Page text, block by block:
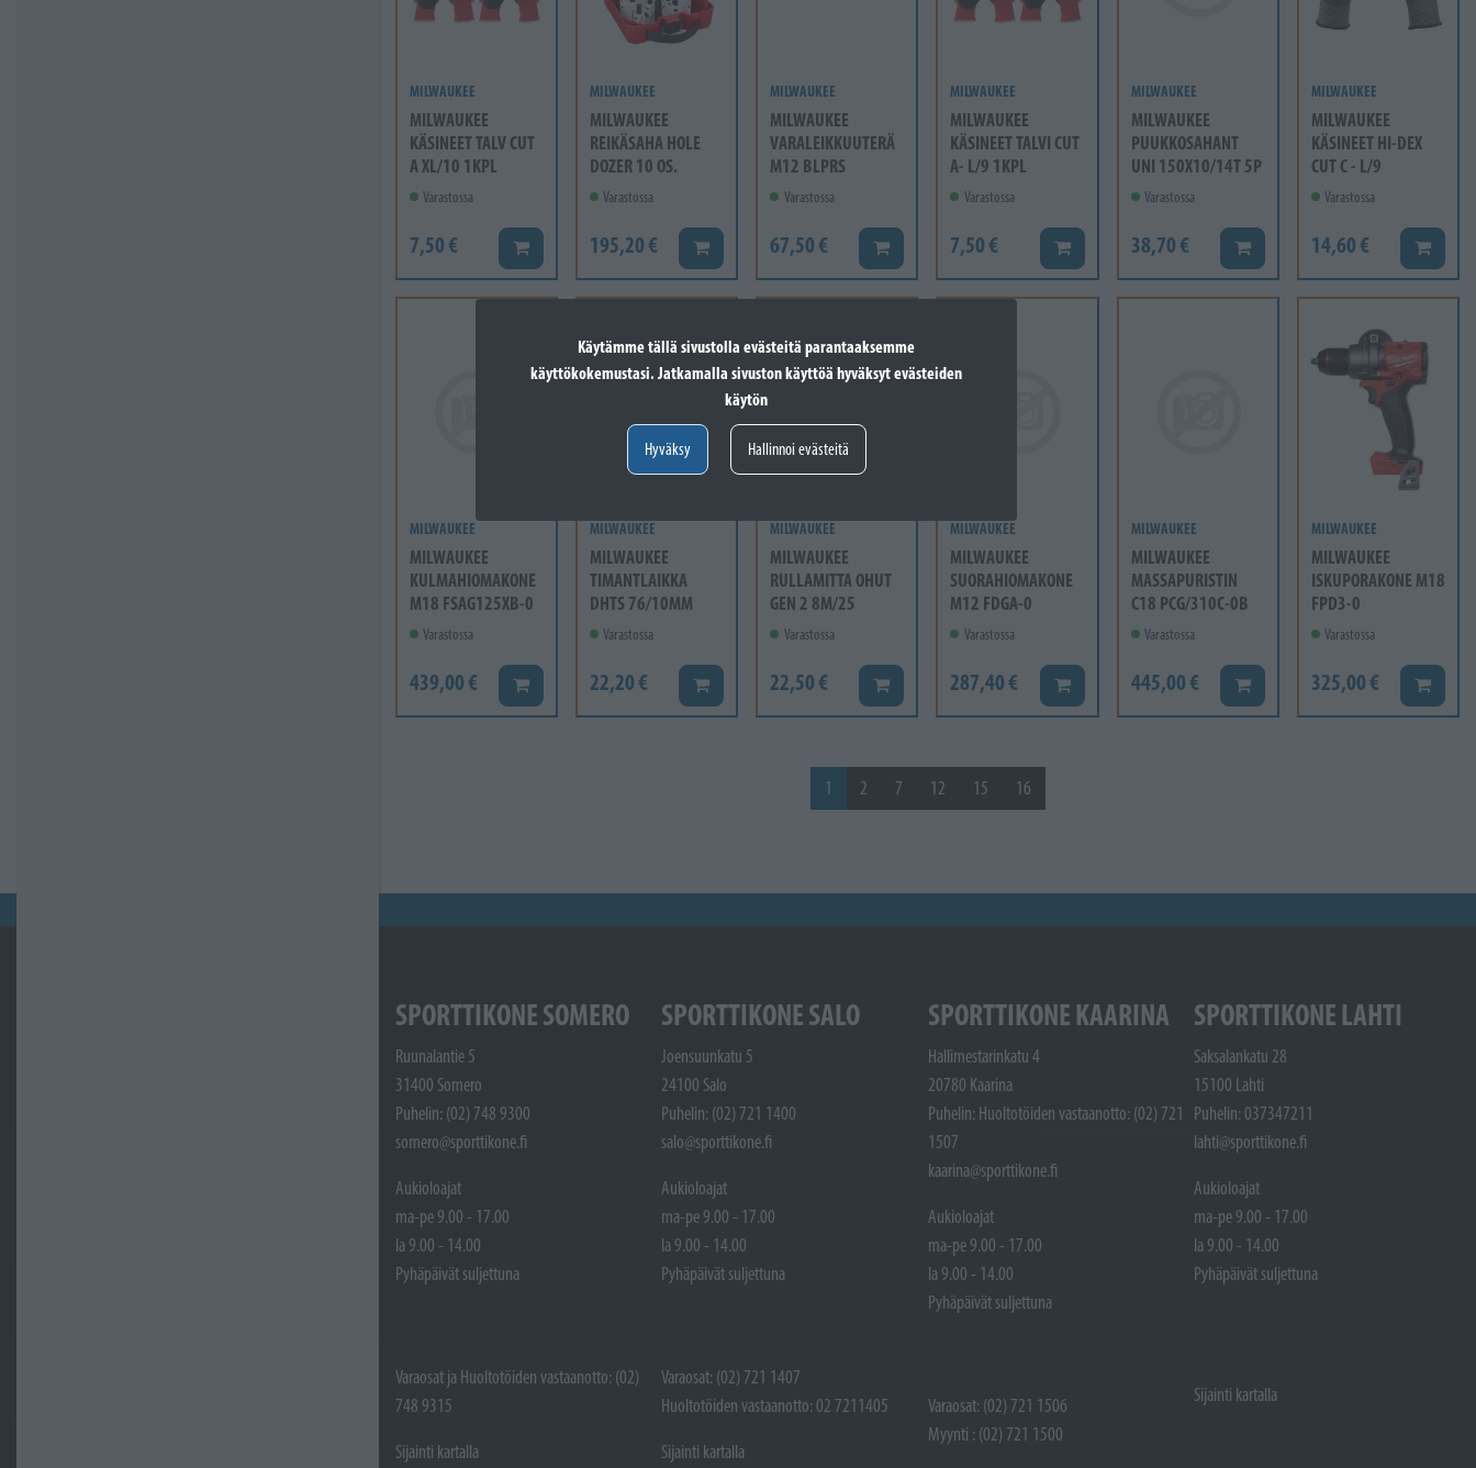
Käytämme tällä sivustolla evästeitä parantaaksemme
käyttökokemustasi. Jatkamalla sivuston käyttöä hyväksyt evästeiden
käytön
Hyväksy Hallinnoi evästeitä
MILWAUKEE
MILWAUKEE
KÄSINEET TALV CUT
A XL/10 1KPL
Varastossa
7,50 € Lisää koriin
MILWAUKEE
MILWAUKEE
REIKÄSAHA HOLE
DOZER 10 OS.
Varastossa
195,20 € Lisää koriin
MILWAUKEE
MILWAUKEE
VARALEIKKUUTERÄ
M12 BLPRS
Varastossa
67,50 € Lisää koriin
MILWAUKEE
MILWAUKEE
KÄSINEET TALVI CUT
A- L/9 1KPL
Varastossa
7,50 € Lisää koriin
MILWAUKEE
MILWAUKEE
PUUKKOSAHANT
UNI 150X10/14T 5P
Varastossa
38,70 € Lisää koriin
MILWAUKEE
MILWAUKEE
KÄSINEET HI-DEX
CUT C - L/9
Varastossa
14,60 € Lisää
MILWAUKEE
MILWAUKEE
KULMAHIOMAKONE
M18 FSAG125XB-0
Varastossa
439,00 € Lisää koriin
MILWAUKEE
MILWAUKEE
TIMANTLAIKKA
DHTS 76/10MM
Varastossa
22,20 € Lisää koriin
MILWAUKEE
MILWAUKEE
RULLAMITTA OHUT
GEN 2 8M/25
Varastossa
22,50 € Lisää koriin
MILWAUKEE
MILWAUKEE
SUORAHIOMAKONE
M12 FDGA-0
Varastossa
287,40 € Lisää koriin
MILWAUKEE
MILWAUKEE
MASSAPURISTIN
C18 PCG/310C-0B
Varastossa
445,00 € Lisää koriin
MILWAUKEE
MILWAUKEE
ISKUPORAKONE M18
FPD3-0
Varastossa
325,00 € Lisää
1 2 7 12 15 16
SPORTTIKONE SOMERO
Ruunalantie 5
31400 Somero
Puhelin: (02) 748 9300
somero@sporttikone.fi
Aukioloajat
ma-pe 9.00 - 17.00
la 9.00 - 14.00
Pyhäpäivät suljettuna
Varaosat ja Huoltotöiden vastaanotto: (02)
748 9315
Sijainti kartalla
SPORTTIKONE SALO
Joensuunkatu 5
24100 Salo
Puhelin: (02) 721 1400
salo@sporttikone.fi
Aukioloajat
ma-pe 9.00 - 17.00
la 9.00 - 14.00
Pyhäpäivät suljettuna
Varaosat: (02) 721 1407
Huoltotöiden vastaanotto: 02 7211405
Sijainti kartalla
SPORTTIKONE KAARINA
Hallimestarinkatu 4
20780 Kaarina
Puhelin: Huoltotöiden vastaanotto: (02) 721
1507
kaarina@sporttikone.fi
Aukioloajat
ma-pe 9.00 - 17.00
la 9.00 - 14.00
Pyhäpäivät suljettuna
Varaosat: (02) 721 1506
Myynti : (02) 721 1500
SPORTTIKONE LAHTI
Saksalankatu 28
15100 Lahti
Puhelin: 037347211
lahti@sporttikone.fi
Aukioloajat
ma-pe 9.00 - 17.00
la 9.00 - 14.00
Pyhäpäivät suljettuna
Sijainti kartalla